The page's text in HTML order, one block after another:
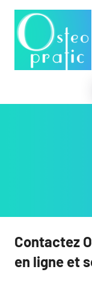
Aller
contenu
Contactez
en ligne et